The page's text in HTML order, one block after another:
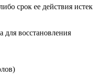
срок ее действия истек
для восстановления